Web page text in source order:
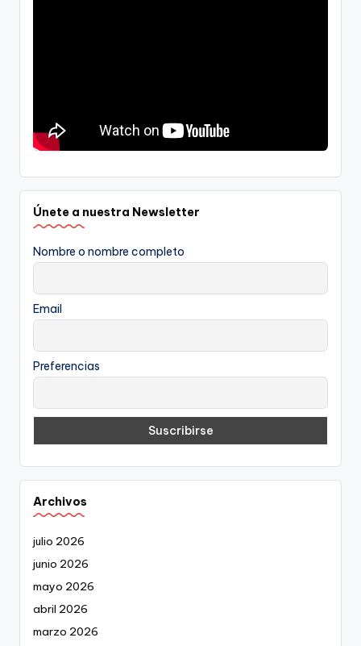
Únete a nuestra Newsletter
Nombre o nombre completo
Email
Preferencias
Archivos
julio 2026
junio 2026
mayo 2026
abril 2026
marzo 2026